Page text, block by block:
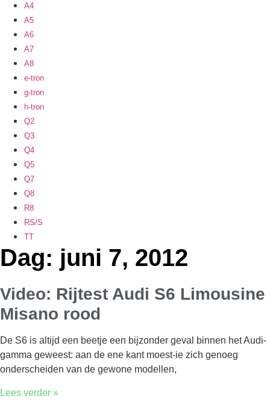
A4
A5
A6
A7
A8
e-tron
g-tron
h-tron
Q2
Q3
Q4
Q5
Q7
Q8
R8
RS/S
TT
Dag: juni 7, 2012
Video: Rijtest Audi S6 Limousine
Misano rood
De S6 is altijd een beetje een bijzonder geval binnen het Audi-
gamma geweest: aan de ene kant moest-ie zich genoeg
onderscheiden van de gewone modellen,
Lees verder »